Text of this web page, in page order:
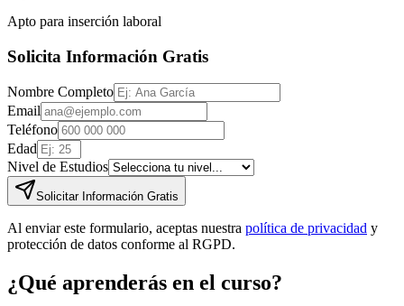
Apto para inserción laboral
Solicita Información Gratis
Nombre Completo
Email
Teléfono
Edad
Nivel de Estudios
Solicitar Información Gratis
Al enviar este formulario, aceptas nuestra política de privacidad y
protección de datos conforme al RGPD.
¿Qué aprenderás en el curso?